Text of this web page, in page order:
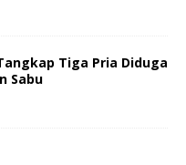
Tiga Pria Diduga
Sabu